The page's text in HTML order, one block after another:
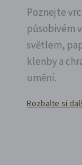
Poznejte
působivém
světlem,
klenby a
umění.
Rozbalte si